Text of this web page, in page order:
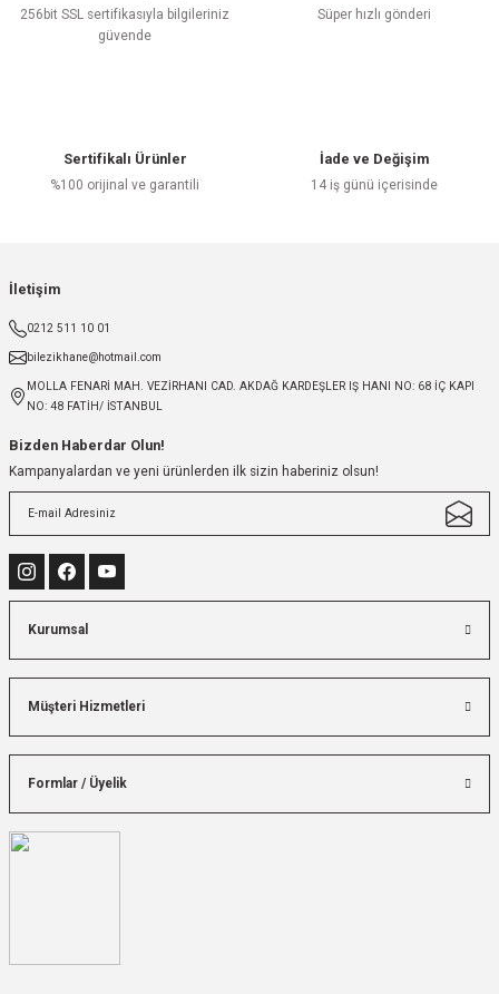
256bit SSL sertifikasıyla bilgileriniz
güvende
Süper hızlı gönderi
Sertifikalı Ürünler
%100 orijinal ve garantili
İade ve Değişim
14 iş günü içerisinde
İletişim
0212 511 10 01
bilezikhane@hotmail.com
MOLLA FENARİ MAH. VEZİRHANI CAD. AKDAĞ KARDEŞLER IŞ HANI NO: 68 İÇ KAPI
NO: 48 FATİH/ İSTANBUL
Bizden Haberdar Olun!
Kampanyalardan ve yeni ürünlerden ilk sizin haberiniz olsun!
Kurumsal
Müşteri Hizmetleri
Formlar / Üyelik